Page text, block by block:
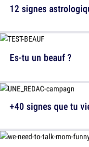
12 signes
Es-tu un beauf ?
+40 signes que tu